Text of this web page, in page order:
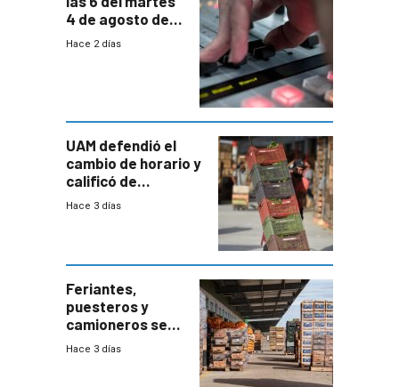
4 de agosto de
2026
Hace 2 días
UAM defendió el
cambio de horario y
calificó de
“desproporcionado”
Hace 3 días
Feriantes,
puesteros y
camioneros se
movilizaron en
Hace 3 días